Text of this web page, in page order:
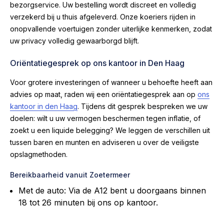
bezorgservice. Uw bestelling wordt discreet en volledig
verzekerd bij u thuis afgeleverd. Onze koeriers rijden in
onopvallende voertuigen zonder uiterlijke kenmerken, zodat
uw privacy volledig gewaarborgd blijft.
Oriëntatiegesprek op ons kantoor in Den Haag
Voor grotere investeringen of wanneer u behoefte heeft aan
advies op maat, raden wij een oriëntatiegesprek aan op ons
kantoor in den Haag. Tijdens dit gesprek bespreken we uw
doelen: wilt u uw vermogen beschermen tegen inflatie, of
zoekt u een liquide belegging? We leggen de verschillen uit
tussen baren en munten en adviseren u over de veiligste
opslagmethoden.
Bereikbaarheid vanuit Zoetermeer
Met de auto: Via de A12 bent u doorgaans binnen
18 tot 26 minuten bij ons op kantoor.